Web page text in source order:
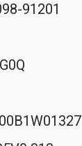
91201